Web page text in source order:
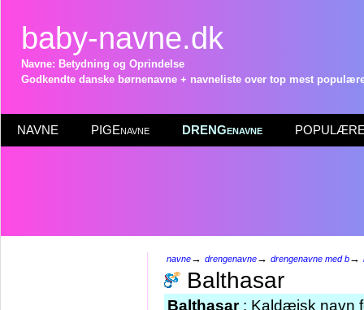
baby-navne.dk
Navne: Betydning og Oprindelse
Godkendte danske børnenavne + navneliste over top mest
NAVNE PIGEnavne DRENGenavne POPULÆRE
navne→ drengenavne→ drengenavne med b→
Balthasar
Balthasar: Kaldæisk navn